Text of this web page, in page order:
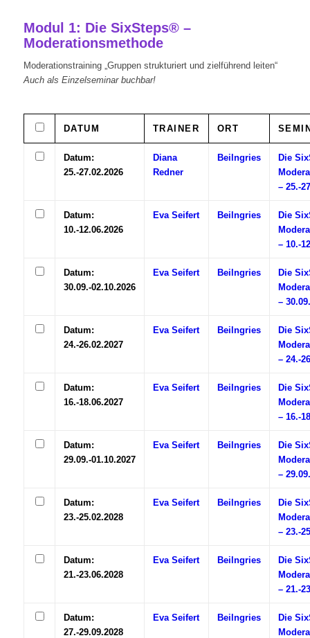
Modul 1: Die SixSteps® –
Moderationsmethode
Moderationstraining „Gruppen strukturiert und zielführend leiten“
Auch als Einzelseminar buchbar!
DATUM TRAINER ORT
Datum:
25.-27.02.2026
Diana
Redner
Beilngries
Die
– 25.-
Datum:
10.-12.06.2026
Eva Seifert Beilngries
Die
– 10.-
Datum:
30.09.-02.10.2026
Eva Seifert Beilngries
Die
–
Datum:
24.-26.02.2027
Eva Seifert Beilngries
Die
– 24.-
Datum:
16.-18.06.2027
Eva Seifert Beilngries
Die
– 16.-
Datum:
29.09.-01.10.2027
Eva Seifert Beilngries
Die
–
Datum:
23.-25.02.2028
Eva Seifert Beilngries
Die
– 23.-
Datum:
21.-23.06.2028
Eva Seifert Beilngries
Die
– 21.-
Datum:
27.-29.09.2028
Eva Seifert Beilngries
Die